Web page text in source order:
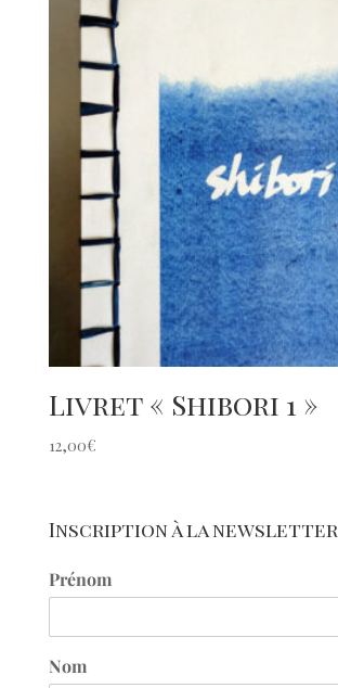
Livret « Shibori 1 »
12,00€
Inscription à la newsletter
Prénom
Nom